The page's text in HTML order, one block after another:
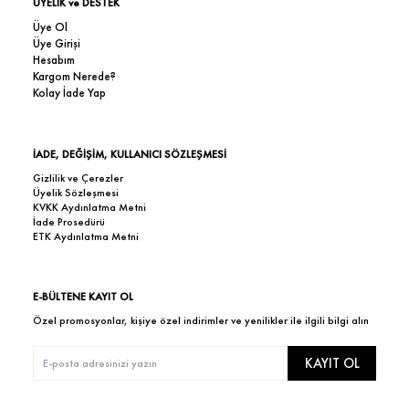
Üye Ol
Üye Girişi
Hesabım
Kargom Nerede?
Kolay İade Yap
İADE, DEĞİŞİM, KULLANICI SÖZLEŞMESİ
Gizlilik ve Çerezler
Üyelik Sözleşmesi
KVKK Aydınlatma Metni
İade Prosedürü
ETK Aydınlatma Metni
E-BÜLTENE KAYIT OL
Özel promosyonlar, kişiye özel indirimler ve yenilikler ile ilgili bilgi alın
KAYIT OL